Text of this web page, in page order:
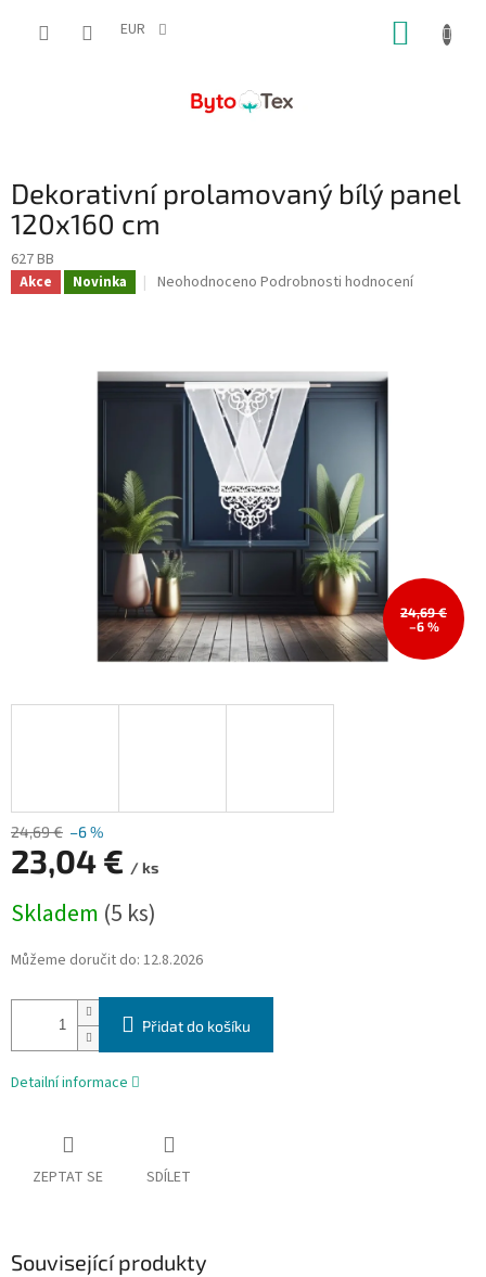
EUR
Dekorativní prolamovaný bílý panel
120x160 cm
627 BB
Akce Novinka
Průměrné
z
hvězdiček.
Neohodnoceno Podrobnosti hodnocení
24,69 €
–6 %
24,69 € –6 %
23,04 € / ks
cena:
Skladem (5 ks)
Můžeme doručit do: 12.8.2026
Přidat do košíku
Detailní informace
ZEPTAT SE SDÍLET
Související produkty